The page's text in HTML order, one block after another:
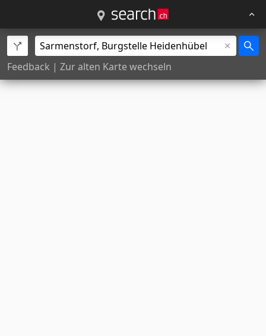
Feedback | Zur alten Karte wechseln